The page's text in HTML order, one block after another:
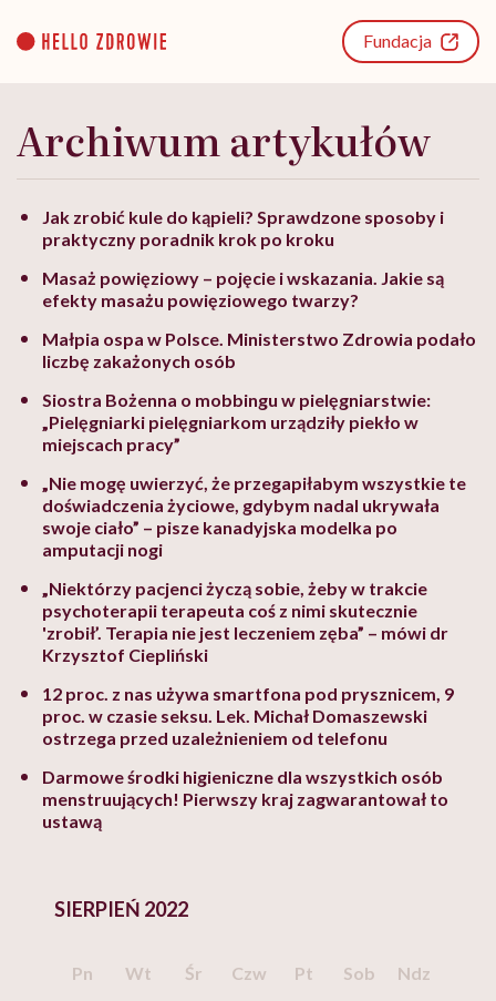
content
Fundacja
Archiwum artykułów
Jak zrobić kule do kąpieli? Sprawdzone sposoby i
praktyczny poradnik krok po kroku
Masaż powięziowy – pojęcie i wskazania. Jakie są
efekty masażu powięziowego twarzy?
Małpia ospa w Polsce. Ministerstwo Zdrowia podało
liczbę zakażonych osób
Siostra Bożenna o mobbingu w pielęgniarstwie:
„Pielęgniarki pielęgniarkom urządziły piekło w
miejscach pracy”
„Nie mogę uwierzyć, że przegapiłabym wszystkie te
doświadczenia życiowe, gdybym nadal ukrywała
swoje ciało” – pisze kanadyjska modelka po
amputacji nogi
„Niektórzy pacjenci życzą sobie, żeby w trakcie
psychoterapii terapeuta coś z nimi skutecznie
'zrobił’. Terapia nie jest leczeniem zęba” – mówi dr
Krzysztof Ciepliński
12 proc. z nas używa smartfona pod prysznicem, 9
proc. w czasie seksu. Lek. Michał Domaszewski
ostrzega przed uzależnieniem od telefonu
Darmowe środki higieniczne dla wszystkich osób
menstruujących! Pierwszy kraj zagwarantował to
ustawą
SIERPIEŃ 2022
Pn Wt Śr Czw Pt Sob
Ndz